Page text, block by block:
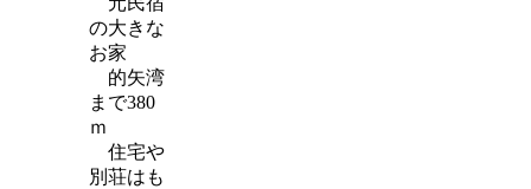
の大きな
お家
的矢湾
まで380
ｍ
住宅や
別荘はも